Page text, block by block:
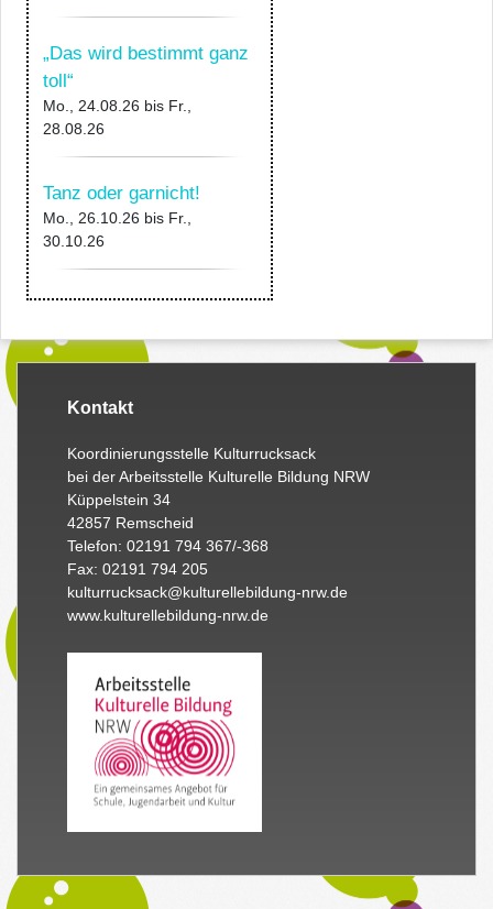
„Das wird bestimmt ganz
toll“
Mo., 24.08.26 bis Fr.,
28.08.26
Tanz oder garnicht!
Mo., 26.10.26 bis Fr.,
30.10.26
Kontakt
Koordinierungsstelle Kulturrucksack
bei der Arbeitsstelle Kulturelle Bildung NRW
Küppelstein 34
42857 Remscheid
Telefon: 02191 794 367/-368
Fax: 02191 794 205
kulturrucksack@kulturellebildung-nrw.de
www.kulturellebildung-nrw.de